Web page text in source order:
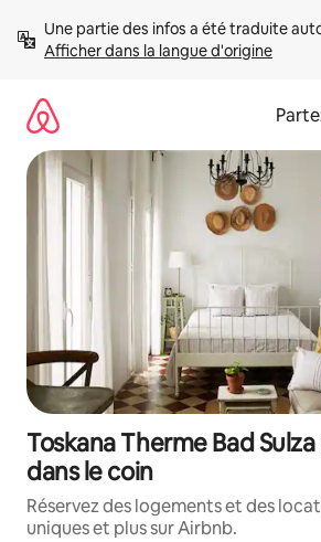
directement
Afficher dans la langue d'origine
Toskana Therme Bad
dans le coin
Réservez des logements et des
uniques et plus sur Airbnb.